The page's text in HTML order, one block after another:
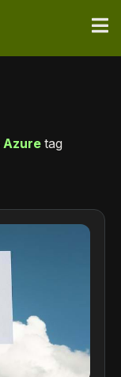
Azure tag